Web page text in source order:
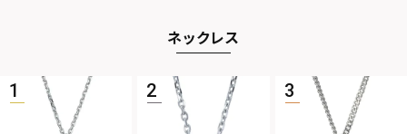
タテガミ
ネックレス